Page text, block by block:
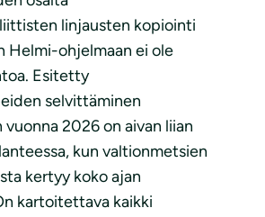
linjausten kopiointi
Helmi-ohjelmaan ei ole
Esitetty
selvittäminen
vuonna 2026 on aivan liian
kun valtionmetsien
kertyy koko ajan
kartoitettava kaikki